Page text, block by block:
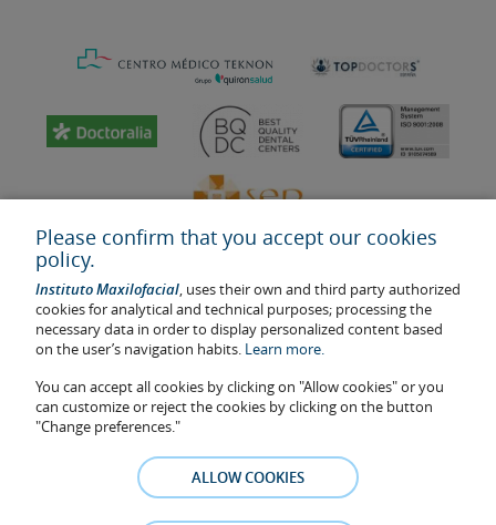
Last update: 2023
Health center authorisation number: E08646940
The information featured in this website does not replace but
complements the doctor-patient relationship. If in doubt, consult
your doctor referral. The photos and testimonies of identifiable
patients who appear on the website are published under their
consent and removed at any time if the patient requests it. Facial
Please confirm that you accept our cookies
policy.
Instituto Maxilofacial, uses their own and third party authorized
cookies for analytical and technical purposes; processing the
necessary data in order to display personalized content based
on the user’s navigation habits. Learn more.
You can accept all cookies by clicking on "Allow cookies" or you
can customize or reject the cookies by clicking on the button
"Change preferences."
ALLOW COOKIES